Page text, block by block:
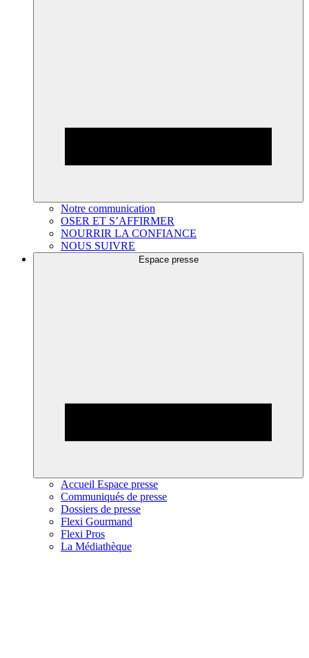
Notre communication
OSER ET S’AFFIRMER
NOURRIR LA CONFIANCE
NOUS SUIVRE
Espace presse
Accueil Espace presse
Communiqués de presse
Dossiers de presse
Flexi Gourmand
Flexi Pros
La Médiathèque